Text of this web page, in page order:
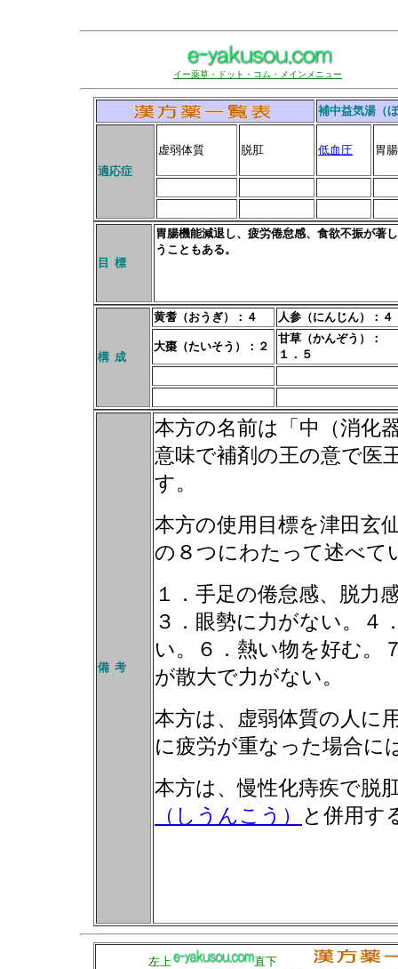
イー薬草・ドット・コム・メインメニュー
補中益気湯（
適応症
虚弱体質 脱肛 低血圧 胃
目 標
胃腸機能減退し、疲労倦怠感、食欲不振が著
うこともある。
構 成
黄耆（おうぎ）：４ 人参（にんじん）：４
大棗（たいそう）：２
甘草（かんぞう）：
１．５
備 考
本方の名前は「中（消化
意味で補剤の王の意で医
す。
本方の使用目標を津田玄
の８つにわたって述べて
１．手足の倦怠感、脱力
３．眼勢に力がない。４
い。６．熱い物を好む。
が散大で力がない。
本方は、虚弱体質の人に
に疲労が重なった場合に
本方は、慢性化痔疾で脱
（しうんこう）
と併用す
左上
直下